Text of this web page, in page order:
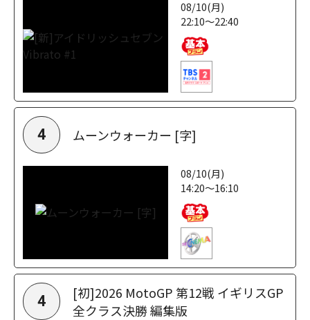
08/10(月)
22:10～22:40
4 ムーンウォーカー [字]
08/10(月)
14:20～16:10
4
[初]2026 MotoGP 第12戦 イギリスGP
全クラス決勝 編集版